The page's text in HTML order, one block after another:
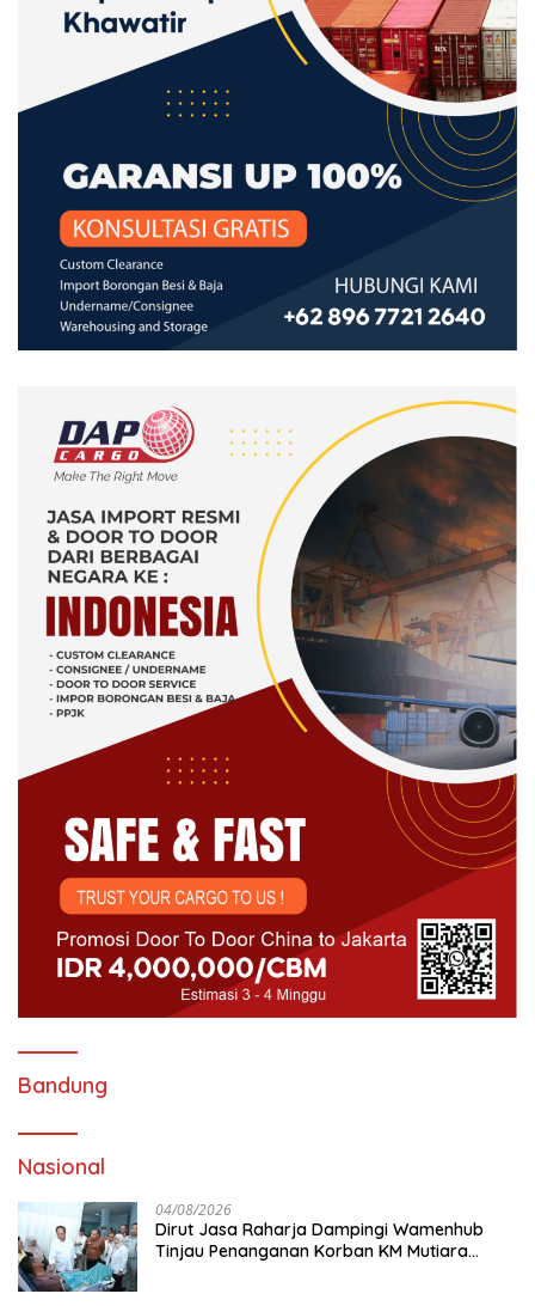
Bandung
Nasional
04/08/2026
Dirut Jasa Raharja Dampingi Wamenhub
Tinjau Penanganan Korban KM Mutiara